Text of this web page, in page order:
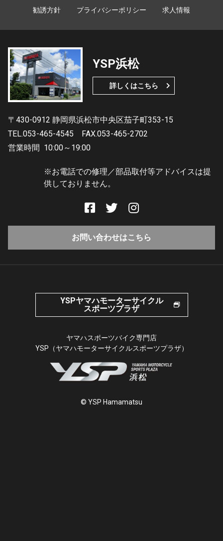
勧誘方針 プライバシーポリシー 求人情報
YSP浜松
詳しくはこちら
〒430-0912 静岡県浜松市中央区茄子町353-15
TEL.053-465-4545
FAX.053-465-2702
営業時間 10:00～19:00
※お電話での修理／部品取付等アドバイスは提
供しておりません。
お問い合わせはこちら
YSPヤマハモーターサイクル
スポーツプラザ
ヤマハスポーツバイク専門店
YSP（ヤマハモーターサイクルスポーツプラザ）
© YSP Hamamatsu